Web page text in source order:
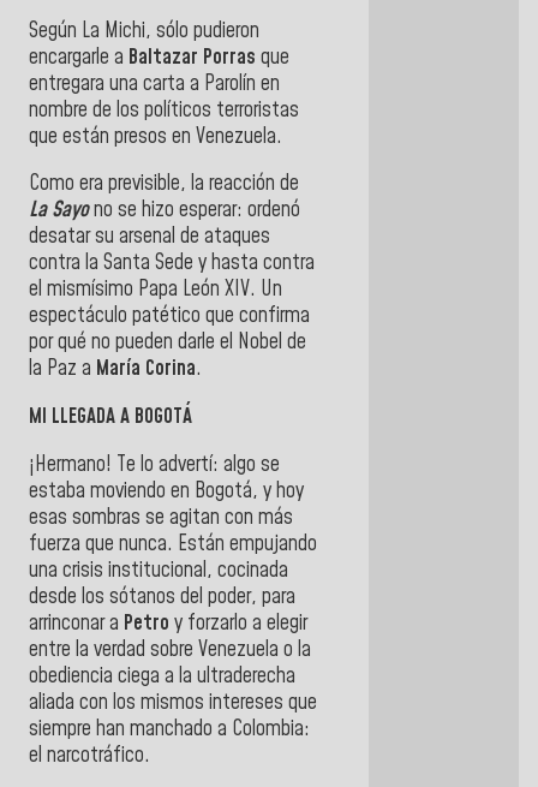
Según La Michi, sólo pudieron
encargarle a Baltazar Porras que
entregara una carta a Parolín en
nombre de los políticos terroristas
que están presos en Venezuela.
Como era previsible, la reacción de
La Sayono se hizo esperar: ordenó
desatar su arsenal de ataques
contra la Santa Sede y hasta contra
el mismísimo Papa León XIV. Un
espectáculo patético que confirma
por qué no pueden darle el Nobel de
la Paz a María Corina.
MI LLEGADA A BOGOTÁ
¡Hermano! Te lo advertí: algo se
estaba moviendo en Bogotá, y hoy
esas sombras se agitan con más
fuerza que nunca. Están empujando
una crisis institucional, cocinada
desde los sótanos del poder, para
arrinconar a Petro y forzarlo a elegir
entre la verdad sobre Venezuela o la
obediencia ciega a la ultraderecha
aliada con los mismos intereses que
siempre han manchado a Colombia:
el narcotráfico.